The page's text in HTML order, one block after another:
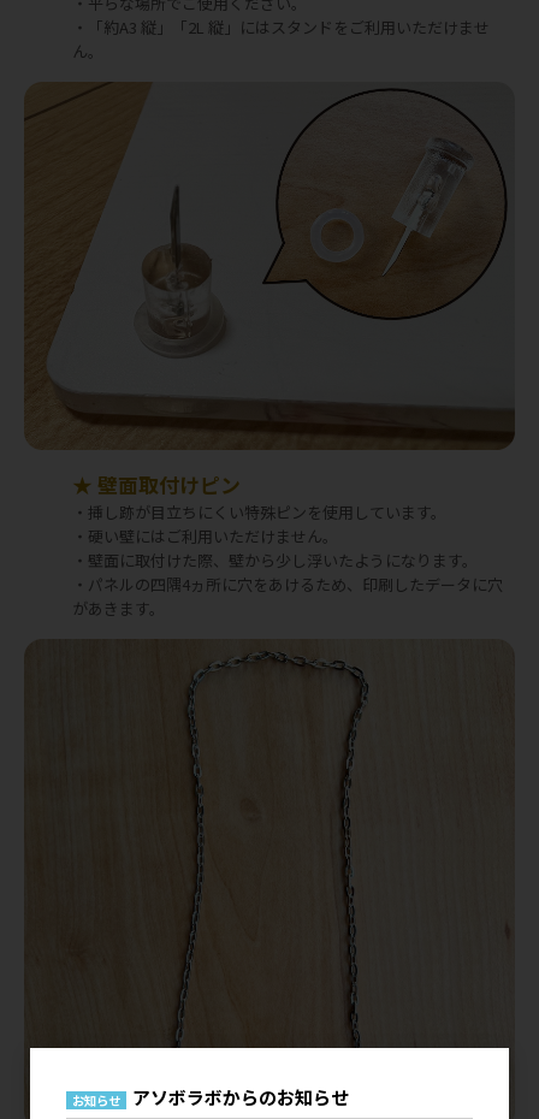
・「約A3 縦」「2L 縦」にはスタンドをご利用いただけませ
ん。
★ 壁面取付けピン
・挿し跡が目立ちにくい特殊ピンを使用しています。
・硬い壁にはご利用いただけません。
・壁面に取付けた際、壁から少し浮いたようになります。
・パネルの四隅4ヵ所に穴をあけるため、印刷したデータに穴
があきます。
お知らせ アソボラボからのお知らせ